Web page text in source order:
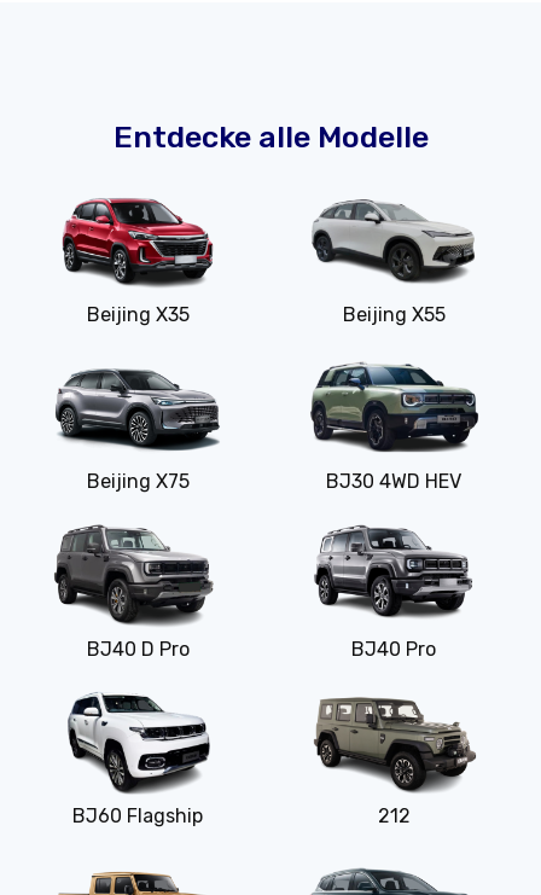
Entdecke alle Modelle
Beijing X35 Beijing X55
Beijing X75 BJ30 4WD HEV
BJ40 D Pro BJ40 Pro
BJ60 Flagship 212